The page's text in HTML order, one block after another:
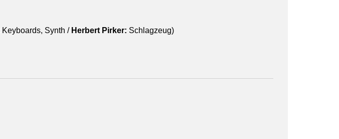
Keyboards, Synth / Herbert Pirker: Schlagzeug)